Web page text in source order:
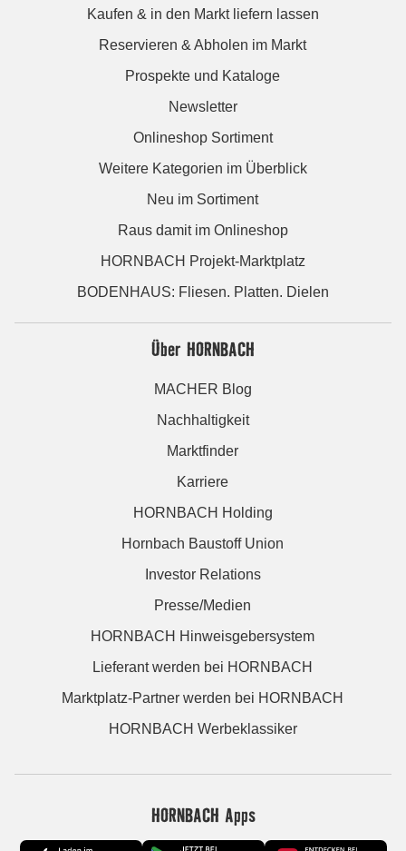
Kaufen & in den Markt liefern lassen
Reservieren & Abholen im Markt
Prospekte und Kataloge
Newsletter
Onlineshop Sortiment
Weitere Kategorien im Überblick
Neu im Sortiment
Raus damit im Onlineshop
HORNBACH Projekt-Marktplatz
BODENHAUS: Fliesen. Platten. Dielen
Über HORNBACH
MACHER Blog
Nachhaltigkeit
Marktfinder
Karriere
HORNBACH Holding
Hornbach Baustoff Union
Investor Relations
Presse/Medien
HORNBACH Hinweisgebersystem
Lieferant werden bei HORNBACH
Marktplatz-Partner werden bei HORNBACH
HORNBACH Werbeklassiker
HORNBACH Apps